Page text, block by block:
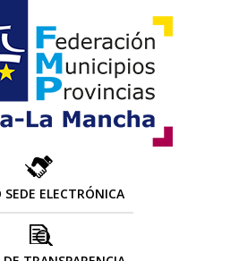
SEDE ELECTRÓNICA